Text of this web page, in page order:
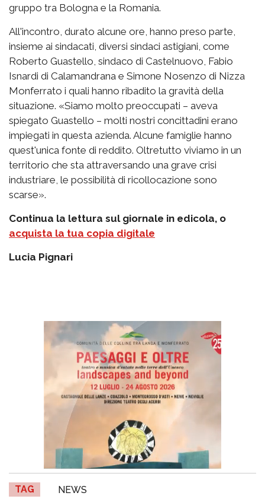
gruppo tra Bologna e la Romania.
All'incontro, durato alcune ore, hanno preso parte,
insieme ai sindacati, diversi sindaci astigiani, come
Roberto Guastello, sindaco di Castelnuovo, Fabio
Isnardi di Calamandrana e Simone Nosenzo di Nizza
Monferrato i quali hanno ribadito la gravità della
situazione. «Siamo molto preoccupati – aveva
spiegato Guastello – molti nostri concittadini erano
impiegati in questa azienda. Alcune famiglie hanno
quest'unica fonte di reddito. Oltretutto viviamo in un
territorio che sta attraversando una grave crisi
industriare, le possibilità di ricollocazione sono
scarse».
Continua la lettura sul giornale in edicola, o
acquista la tua copia digitale
Lucia Pignari
TAG NEWS